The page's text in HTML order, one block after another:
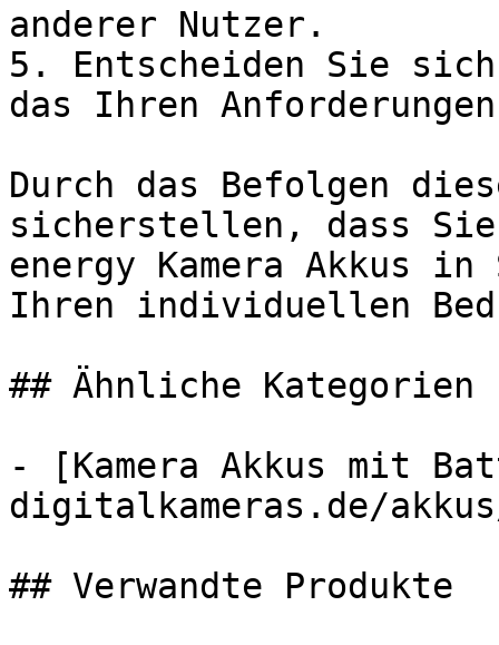
anderer Nutzer.
5. Entscheiden Sie
das Ihren
Durch das Befolgen
sicherstellen, dass
energy Kamera Akkus
Ihren individuellen
## Ähnliche Kategorien
- [Kamera Akkus mit
digitalkameras.de/
## Verwandte Produkte